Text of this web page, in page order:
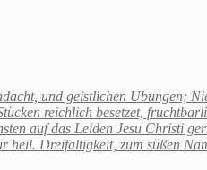
und geistlichen Ubungen;
reichlich besetzet,
auf das Leiden Jesu Christi
heil. Dreifaltigkeit, zum süßen